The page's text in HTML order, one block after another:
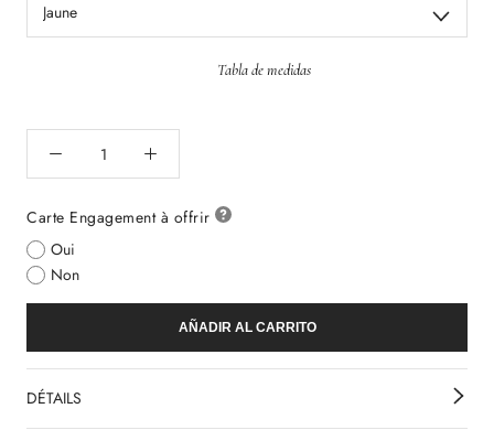
Jaune
Tabla de medidas
Carte Engagement à offrir
Oui
Non
AÑADIR AL CARRITO
DÉTAILS